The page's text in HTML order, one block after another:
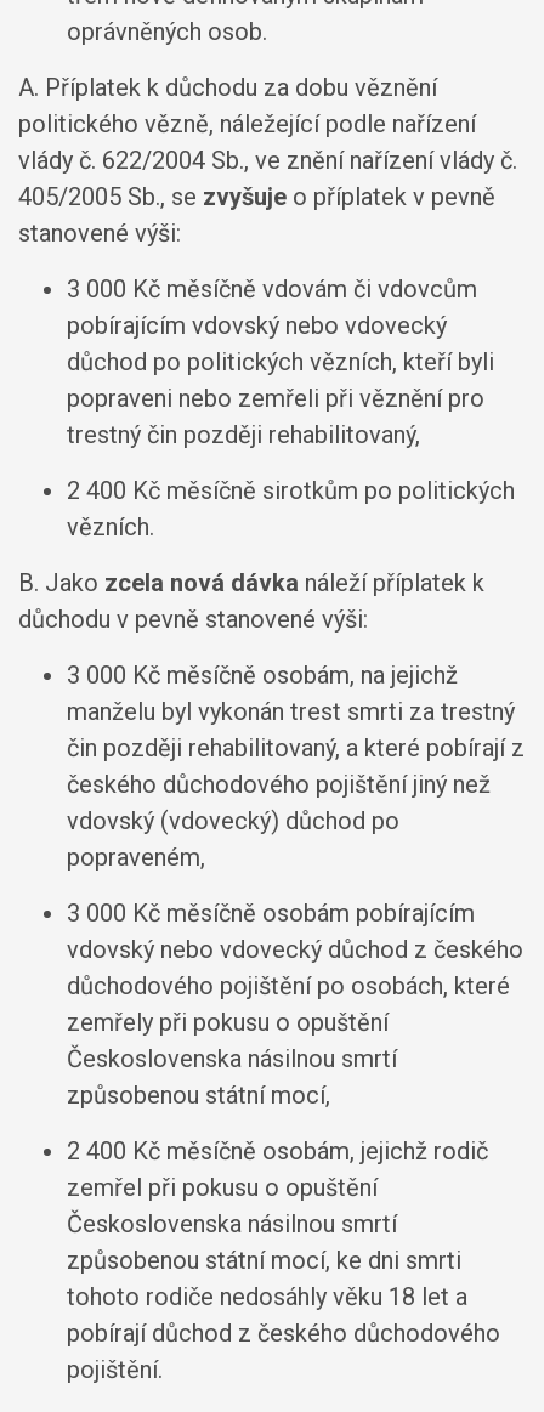
oprávněných osob.
A. Příplatek k důchodu za dobu věznění
politického vězně, náležející podle nařízení
vlády č. 622/2004 Sb., ve znění nařízení vlády č.
405/2005 Sb., se zvyšuje o příplatek v pevně
stanovené výši:
3 000 Kč měsíčně vdovám či vdovcům
pobírajícím vdovský nebo vdovecký
důchod po politických vězních, kteří byli
popraveni nebo zemřeli při věznění pro
trestný čin později rehabilitovaný,
2 400 Kč měsíčně sirotkům po politických
vězních.
B. Jako zcela nová dávka náleží příplatek k
důchodu v pevně stanovené výši:
3 000 Kč měsíčně osobám, na jejichž
manželu byl vykonán trest smrti za trestný
čin později rehabilitovaný, a které pobírají z
českého důchodového pojištění jiný než
vdovský (vdovecký) důchod po
popraveném,
3 000 Kč měsíčně osobám pobírajícím
vdovský nebo vdovecký důchod z českého
důchodového pojištění po osobách, které
zemřely při pokusu o opuštění
Československa násilnou smrtí
způsobenou státní mocí,
2 400 Kč měsíčně osobám, jejichž rodič
zemřel při pokusu o opuštění
Československa násilnou smrtí
způsobenou státní mocí, ke dni smrti
tohoto rodiče nedosáhly věku 18 let a
pobírají důchod z českého důchodového
pojištění.